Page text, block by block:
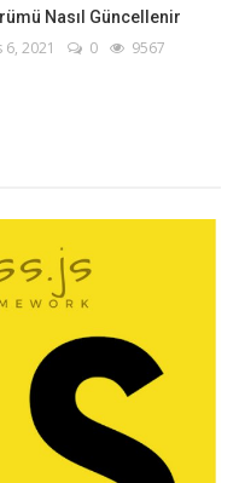
Nasıl Güncellenir
6, 2021 0 9567